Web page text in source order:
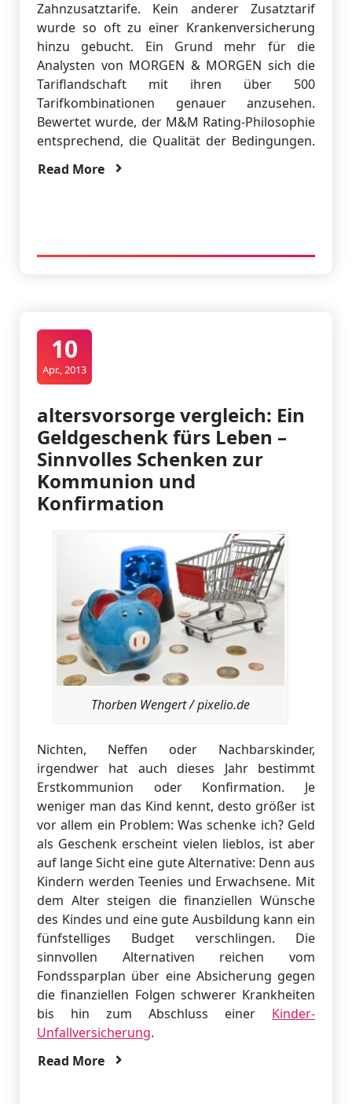
Zahnzusatztarife. Kein anderer Zusatztarif
wurde so oft zu einer Krankenversicherung
hinzu gebucht. Ein Grund mehr für die
Analysten von MORGEN & MORGEN sich die
Tariflandschaft mit ihren über 500
Tarifkombinationen genauer anzusehen.
Bewertet wurde, der M&M Rating‐Philosophie
entsprechend, die Qualität der Bedingungen.
Read More
10
Apr., 2013
altersvorsorge vergleich: Ein
Geldgeschenk fürs Leben –
Sinnvolles Schenken zur
Kommunion und
Konfirmation
Thorben Wengert / pixelio.de
Nichten, Neffen oder Nachbarskinder,
irgendwer hat auch dieses Jahr bestimmt
Erstkommunion oder Konfirmation. Je
weniger man das Kind kennt, desto größer ist
vor allem ein Problem: Was schenke ich? Geld
als Geschenk erscheint vielen lieblos, ist aber
auf lange Sicht eine gute Alternative: Denn aus
Kindern werden Teenies und Erwachsene. Mit
dem Alter steigen die finanziellen Wünsche
des Kindes und eine gute Ausbildung kann ein
fünfstelliges Budget verschlingen. Die
sinnvollen Alternativen reichen vom
Fondssparplan über eine Absicherung gegen
die finanziellen Folgen schwerer Krankheiten
bis hin zum Abschluss einer Kinder-
Unfallversicherung.
Read More